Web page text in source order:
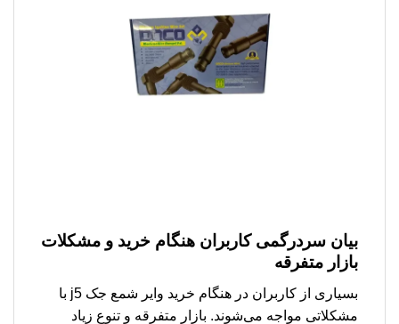
بیان سردرگمی کاربران هنگام خرید و مشکلات
بازار متفرقه
بسیاری از کاربران در هنگام خرید وایر شمع جک j5 با
مشکلاتی مواجه می‌شوند. بازار متفرقه و تنوع زیاد